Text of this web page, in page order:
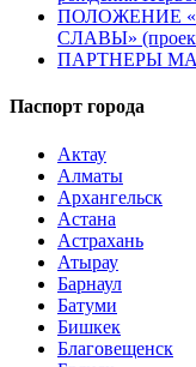
ПОЛОЖЕНИЕ
СЛАВЫ»
ПАРТНЕРЫ
Паспорт города
Актау
Алматы
Архангельск
Астана
Астрахань
Атырау
Барнаул
Батуми
Бишкек
Благовещенск